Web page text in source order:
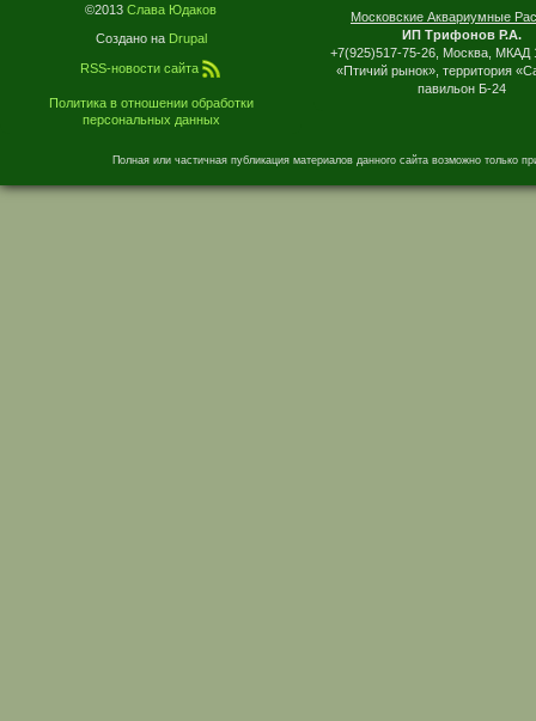
©2013 Слава Юдаков
Создано на Drupal
RSS-новости сайта
Политика в отношении обработки
персональных данных
Московские Аквариумные
ИП Трифонов Р.А.
+7(925)517-75-26, Москва, МКАД
«Птичий рынок», территория
павильон Б-24
Полная или частичная публикация материалов данного сайта возможно только